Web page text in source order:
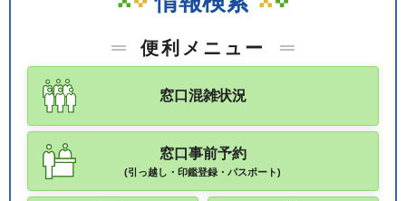
便利メニュー
窓口混雑状況
窓口事前予約
(引っ越し・印鑑登録・パスポート)